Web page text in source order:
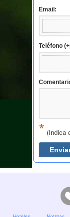
Email:
Teléfono
* (Indica